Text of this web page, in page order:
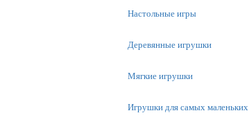
Настольные игры
Деревянные игрушки
Мягкие игрушки
Игрушки для самых маленьких